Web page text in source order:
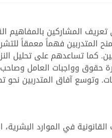
المشاركين بالمفاهيم
المتدربين فهماً معمقاً
كما تساعدهم على تحليل
حقوق وواجبات العامل
وتوسع آفاق المتدربين نحو
في الموارد